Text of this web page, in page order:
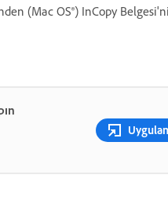
(Mac OS®) InCopy